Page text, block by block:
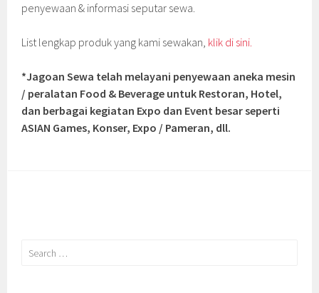
penyewaan & informasi seputar sewa.
List lengkap produk yang kami sewakan, klik di sini.
*Jagoan Sewa telah melayani penyewaan aneka mesin
/ peralatan Food & Beverage untuk Restoran, Hotel,
dan berbagai kegiatan Expo dan Event besar seperti
ASIAN Games, Konser, Expo / Pameran, dll.
Search